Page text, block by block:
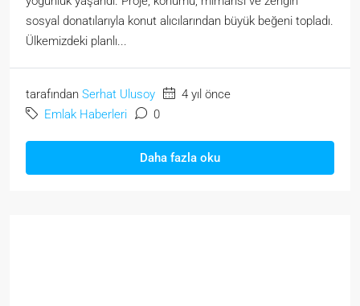
sosyal donatılarıyla konut alıcılarından büyük beğeni topladı.
Ülkemizdeki planlı...
tarafından Serhat Ulusoy
4 yıl önce
Emlak Haberleri
0
Daha fazla oku